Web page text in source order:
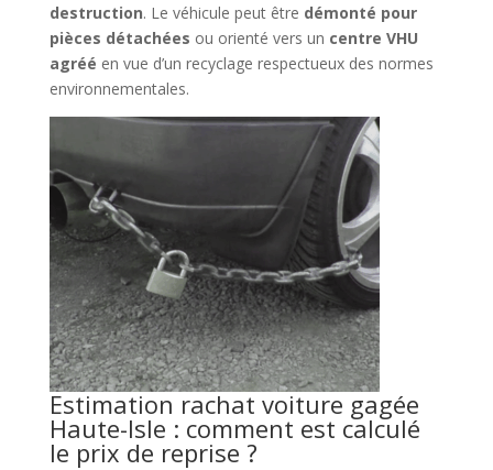
destruction. Le véhicule peut être démonté pour
pièces détachées ou orienté vers un centre VHU
agréé en vue d’un recyclage respectueux des normes
environnementales.
Estimation rachat voiture gagée
Haute-Isle : comment est calculé
le prix de reprise ?